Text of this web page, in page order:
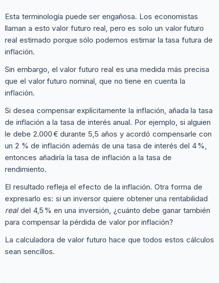
Esta terminología puede ser engañosa. Los economistas
llaman a esto valor futuro real, pero es solo un valor futuro
real estimado porque sólo podemos estimar la tasa futura de
inflación.
Sin embargo, el valor futuro real es una medida más precisa
que el valor futuro nominal, que no tiene en cuenta la
inflación.
Si desea compensar explícitamente la inflación, añada la tasa
de inflación a la tasa de interés anual. Por ejemplo, si alguien
le debe 2.000 € durante 5,5 años y acordó compensarle con
un 2 % de inflación además de una tasa de interés del 4 %,
entonces añadiría la tasa de inflación a la tasa de
rendimiento.
El resultado refleja el efecto de la inflación. Otra forma de
expresarlo es: si un inversor quiere obtener una rentabilidad
realdel 4,5 % en una inversión, ¿cuánto debe ganar también
para compensar la pérdida de valor por inflación?
La calculadora de valor futuro hace que todos estos cálculos
sean sencillos.